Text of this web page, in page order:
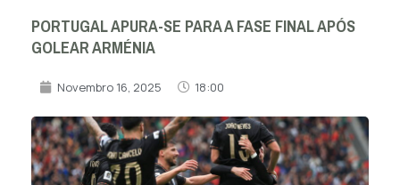
PORTUGAL APURA-SE PARA A FASE FINAL APÓS
GOLEAR ARMÉNIA
Novembro 16, 2025 18:00